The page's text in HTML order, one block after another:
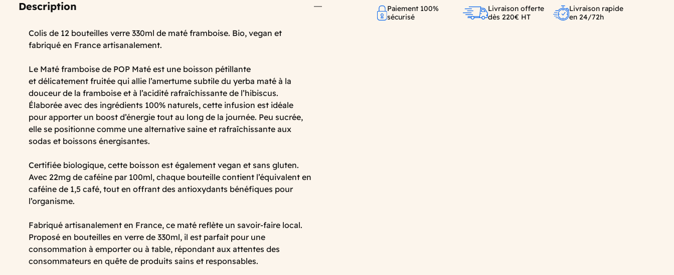
Description
Colis de 12 bouteilles verre 330ml de maté framboise. Bio, vegan et
fabriqué en France artisanalement.
Le Maté framboise de POP Maté est une boisson pétillante
et délicatement fruitée qui allie l’amertume subtile du yerba maté à la
douceur de la framboise et à l’acidité rafraîchissante de l’hibiscus.
Élaborée avec des ingrédients 100% naturels, cette infusion est idéale
pour apporter un boost d’énergie tout au long de la journée. Peu sucrée,
elle se positionne comme une alternative saine et rafraîchissante aux
sodas et boissons énergisantes.
Certifiée biologique, cette boisson est également vegan et sans gluten.
Avec 22mg de caféine par 100ml, chaque bouteille contient l’équivalent en
caféine de 1,5 café, tout en offrant des antioxydants bénéfiques pour
l’organisme.
Fabriqué artisanalement en France, ce maté reflète un savoir-faire local.
Proposé en bouteilles en verre de 330ml, il est parfait pour une
consommation à emporter ou à table, répondant aux attentes des
consommateurs en quête de produits sains et responsables.
Paiement 100%
sécurisé
Livraison offerte
dès 220€ HT
Livraison rapide
en 24/72h